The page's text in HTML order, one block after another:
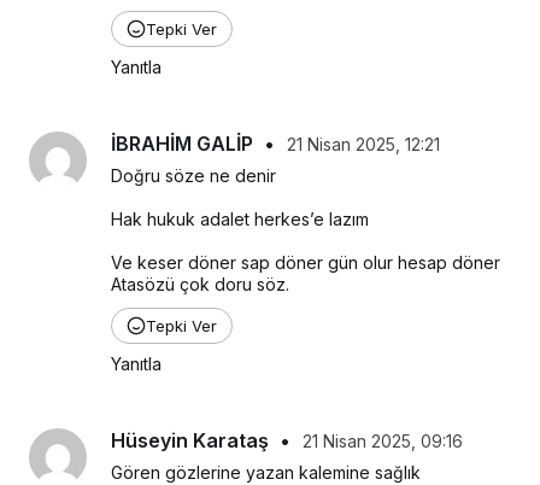
Tepki Ver
Yanıtla
İBRAHİM GALİP •
21 Nisan 2025, 12:21
Doğru söze ne denir
Hak hukuk adalet herkes’e lazım
Ve keser döner sap döner gün olur hesap döner
Atasözü çok doru söz.
Tepki Ver
Yanıtla
Hüseyin Karataş •
21 Nisan 2025, 09:16
Gören gözlerine yazan kalemine sağlık